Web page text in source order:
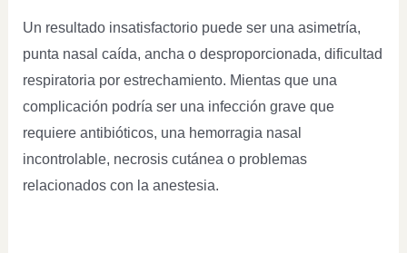
Un resultado insatisfactorio puede ser una asimetría,
punta nasal caída, ancha o desproporcionada, dificultad
respiratoria por estrechamiento. Mientas que una
complicación podría ser una infección grave que
requiere antibióticos, una hemorragia nasal
incontrolable, necrosis cutánea o problemas
relacionados con la anestesia.